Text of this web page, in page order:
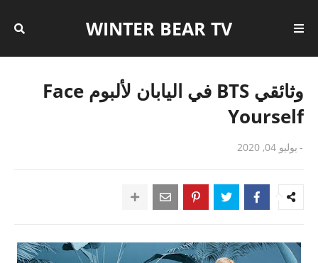
WINTER BEAR TV
وثائقي BTS في اليابان لألبوم Face
Yourself
- يوليو 04, 2020